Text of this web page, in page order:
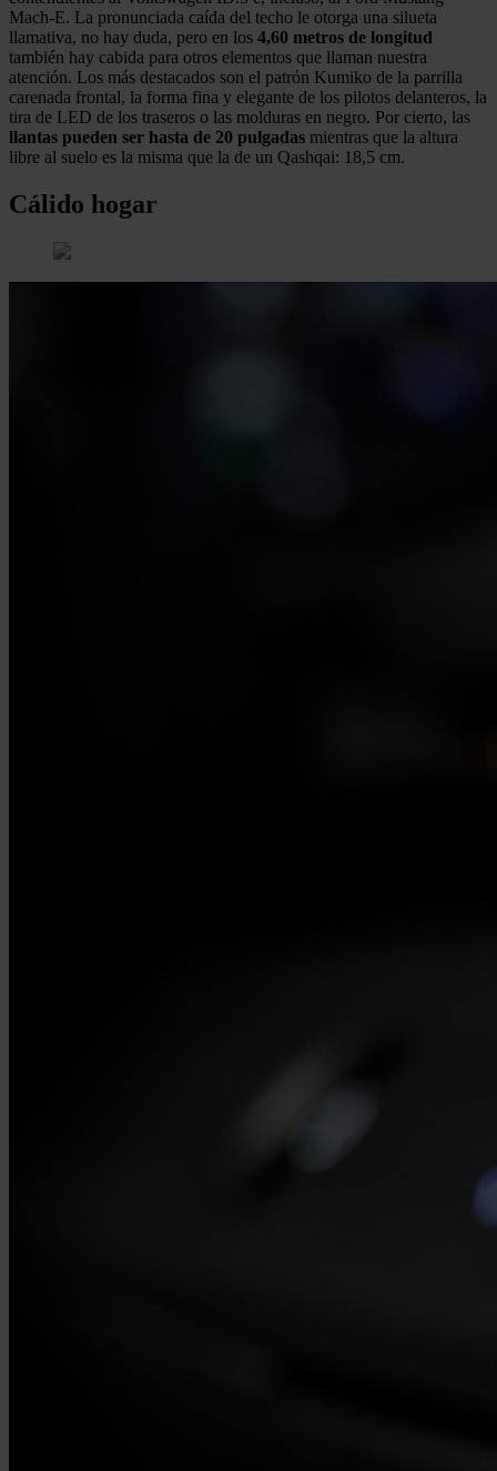
Mach-E. La pronunciada caída del techo le otorga una silueta
llamativa, no hay duda, pero en los 4,60 metros de longitud
también hay cabida para otros elementos que llaman nuestra
atención. Los más destacados son el patrón Kumiko de la parrilla
carenada frontal, la forma fina y elegante de los pilotos delanteros, la
tira de LED de los traseros o las molduras en negro. Por cierto, las
llantas pueden ser hasta de 20 pulgadas mientras que la altura
libre al suelo es la misma que la de un Qashqai: 18,5 cm.
Cálido hogar